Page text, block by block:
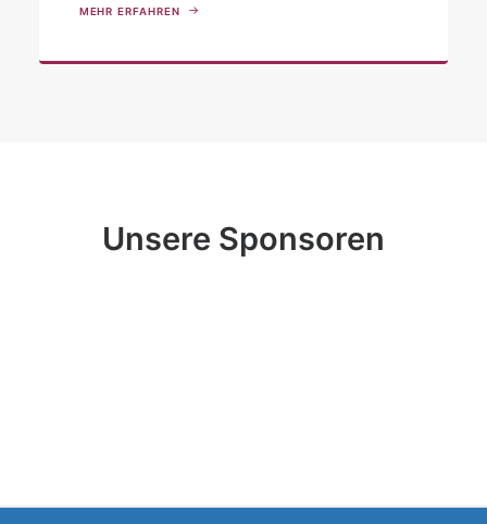
MEHR ERFAHREN
Unsere Sponsoren